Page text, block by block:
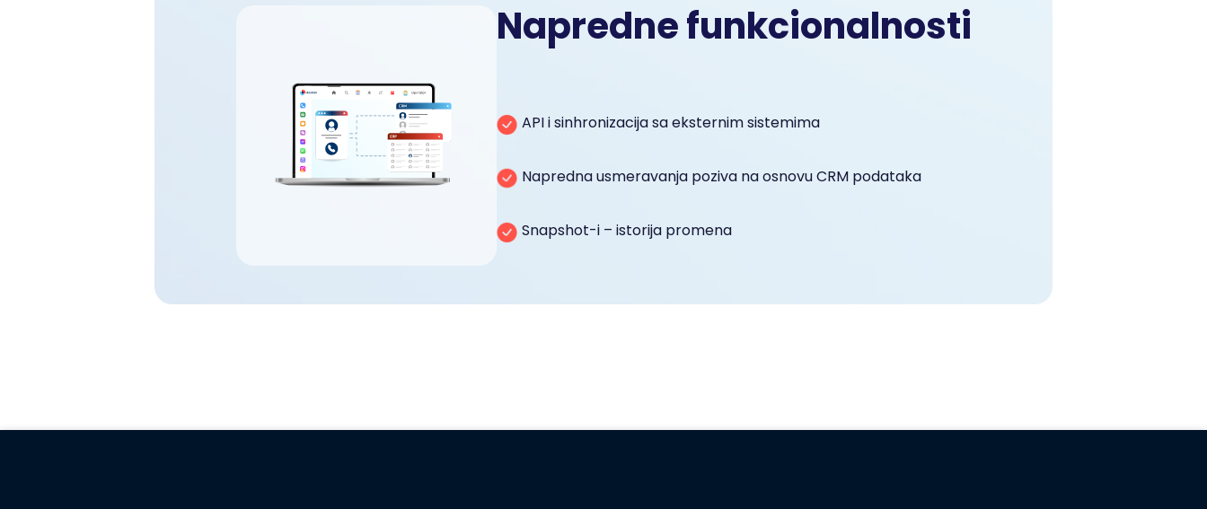
Napredne funkcionalnosti
API i sinhronizacija sa eksternim sistemima
Napredna usmeravanja poziva na osnovu CRM podataka
Snapshot-i – istorija promena